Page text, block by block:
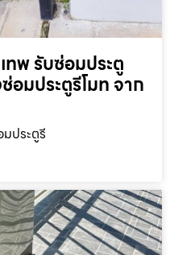
ทพ รับซ่อมประตู
อมประตูรีโมท จาก
ประตูรี